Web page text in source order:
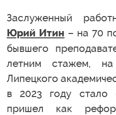
Заслуженный
Юрий Итин – на 70
бывшего
летним стажем,
Липецкого
в 2023 году стало
пришел как